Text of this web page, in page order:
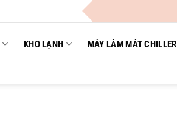
KHO LẠNH MÁY LÀM MÁT CHILLER